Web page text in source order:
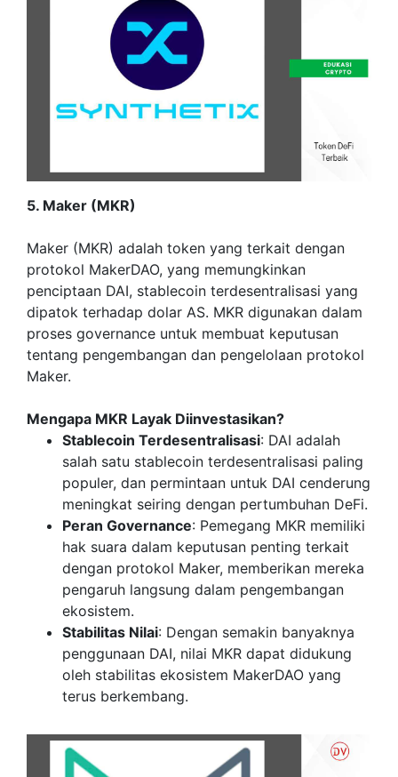
5. Maker (MKR)
Maker (MKR) adalah token yang terkait dengan
protokol MakerDAO, yang memungkinkan
penciptaan DAI, stablecoin terdesentralisasi yang
dipatok terhadap dolar AS. MKR digunakan dalam
proses governance untuk membuat keputusan
tentang pengembangan dan pengelolaan protokol
Maker.
Mengapa MKR Layak Diinvestasikan?
Stablecoin Terdesentralisasi: DAI adalah
salah satu stablecoin terdesentralisasi paling
populer, dan permintaan untuk DAI cenderung
meningkat seiring dengan pertumbuhan DeFi.
Peran Governance: Pemegang MKR memiliki
hak suara dalam keputusan penting terkait
dengan protokol Maker, memberikan mereka
pengaruh langsung dalam pengembangan
ekosistem.
Stabilitas Nilai: Dengan semakin banyaknya
penggunaan DAI, nilai MKR dapat didukung
oleh stabilitas ekosistem MakerDAO yang
terus berkembang.